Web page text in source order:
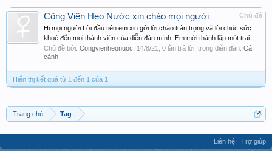
Chủ đề
Công Viên Heo Nước xin chào mọi người
Hi mọi người Lời đầu tiên em xin gởi lời chào trân trọng và lời chúc sức
khoẻ đến mọi thành viên của diễn đàn mình. Em mới thành lập một trại...
Chủ đề bởi: Congvienheonuoc 14/8/21 , 0 lần trả lời, trong diễn đàn: Cá
cảnh
Hiển thị kết quả từ 1 đến 1 của 1
Trang chủ Tag
Liên hệ
Trợ giúp